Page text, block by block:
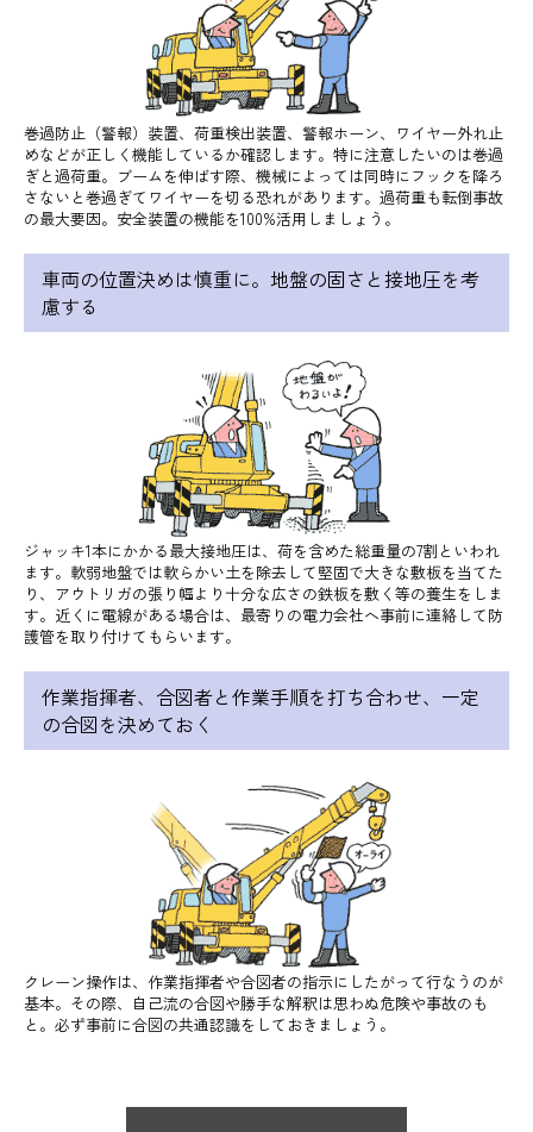
巻過防止（警報）装置、荷重検出装置、警報ホーン、ワイヤー外れ止
めなどが正しく機能しているか確認します。特に注意したいのは巻過
ぎと過荷重。ブームを伸ばす際、機械によっては同時にフックを降ろ
さないと巻過ぎてワイヤーを切る恐れがあります。過荷重も転倒事故
の最大要因。安全装置の機能を100%活用しましょう。
車両の位置決めは慎重に。地盤の固さと接地圧を考
慮する
ジャッキ1本にかかる最大接地圧は、荷を含めた総重量の7割といわれ
ます。軟弱地盤では軟らかい土を除去して堅固で大きな敷板を当てた
り、アウトリガの張り幅より十分な広さの鉄板を敷く等の養生をしま
す。近くに電線がある場合は、最寄りの電力会社へ事前に連絡して防
護管を取り付けてもらいます。
作業指揮者、合図者と作業手順を打ち合わせ、一定
の合図を決めておく
クレーン操作は、作業指揮者や合図者の指示にしたがって行なうのが
基本。その際、自己流の合図や勝手な解釈は思わぬ危険や事故のも
と。必ず事前に合図の共通認識をしておきましょう。